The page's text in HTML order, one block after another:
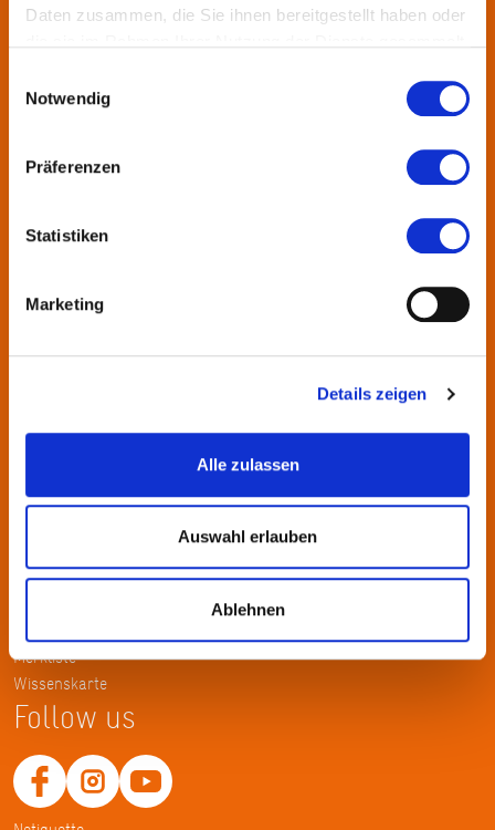
Daten zusammen, die Sie ihnen bereitgestellt haben oder
Notwendig
Präferenzen
Statistiken
Marketing
Details zeigen
Alle zulassen
Auswahl erlauben
Ablehnen
In der Metropolregion FrankfurtRheinMain haben sich rund 50
KulturRegion zusammen-geschlossen. Über die Ländergrenzen
hinweg vernetzt die gemeinnützige Gesellschaft seit 2005 die
interkommunale Zusammenarbeit. Gemeinsam mit ihren
wechselnden Themen.
Kontakt
KulturRegion FrankfurtRheinMain gGmbH Poststraße 16 60329
Fax: +49 69 2577-1750
Service
Merkliste
Wissenskarte
Follow us